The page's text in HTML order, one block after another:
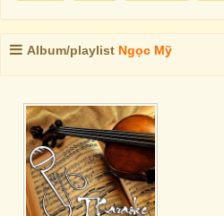
Album/playlist Ngọc Mỹ